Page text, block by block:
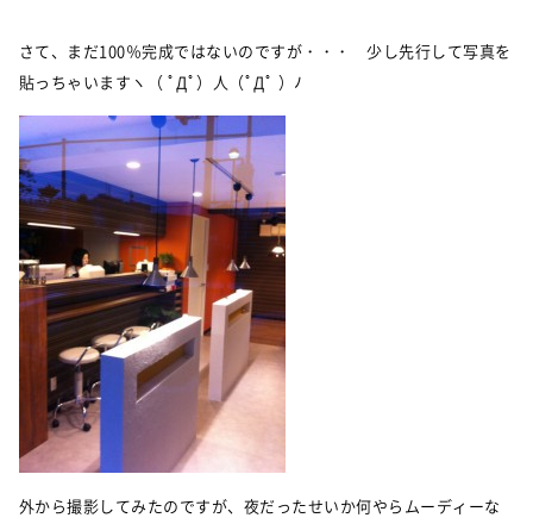
さて、まだ100％完成ではないのですが・・・ 少し先行して写真を
貼っちゃいますヽ（ ﾟДﾟ）人（ﾟДﾟ ）ﾉ
外から撮影してみたのですが、夜だったせいか何やらムーディーな